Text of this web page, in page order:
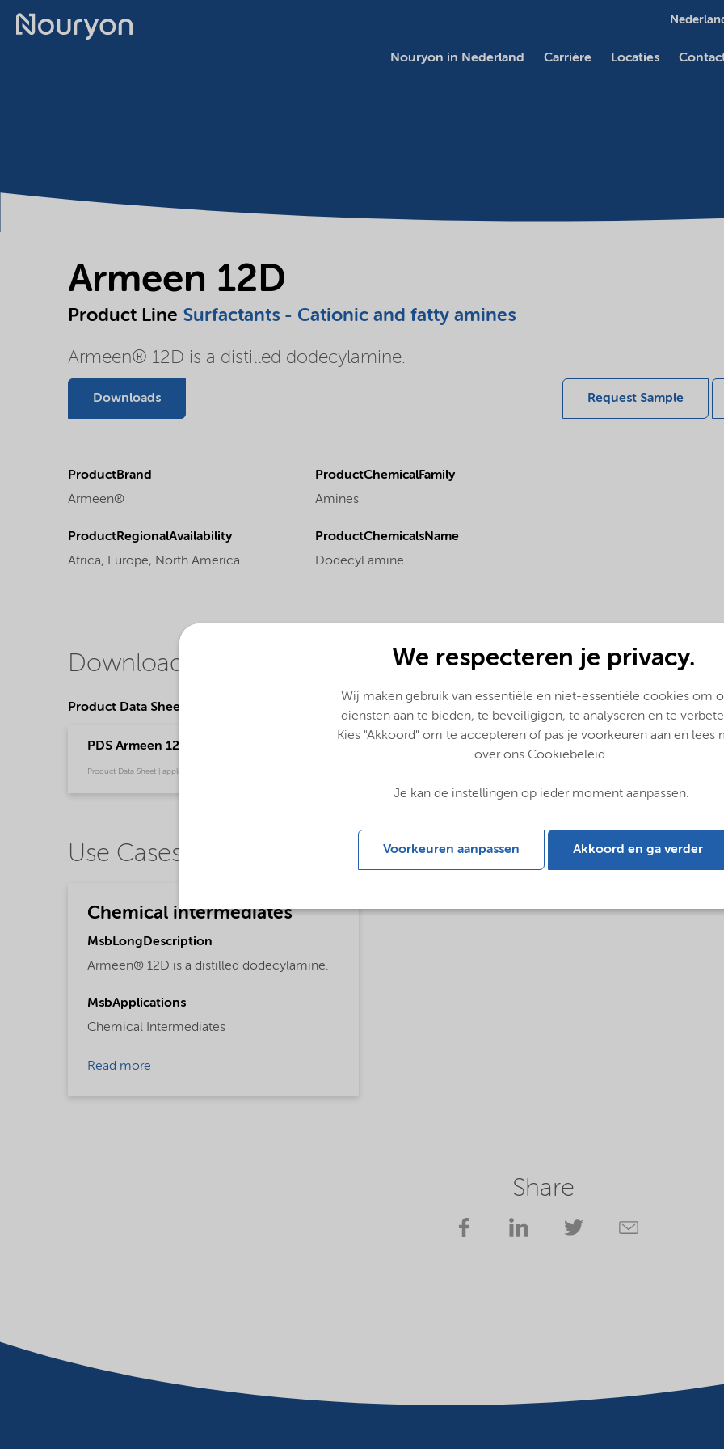
Nouryon in Nederland Carrière Locaties
Armeen 12D
Product Line Surfactants - Cationic and fatty amines
Armeen® 12D is a distilled dodecylamine.
Downloads Request Sample
ProductBrand
Armeen®
ProductChemicalFamily
Amines
ProductRegionalAvailability
Africa, Europe, North America
ProductChemicalsName
Dodecyl amine
Downloads
Product Data Sheets
PDS Armeen 12D (English)
Product Data Sheet | application/pdf (32,2 KB) | English
Use Cases
Chemical intermediates
MsbLongDescription
Armeen® 12D is a distilled dodecylamine.
MsbApplications
Chemical Intermediates
Read more
Share
We respecteren je privacy.
Wij maken gebruik van essentiële en niet-essentiële cookies om
diensten aan te bieden, te beveiligigen, te analyseren en te
Kies "Akkoord" om te accepteren of pas je voorkeuren aan en lees
over ons Cookiebeleid.
Je kan de instellingen op ieder moment aanpassen.
Voorkeuren aanpassen Akkoord en ga verder